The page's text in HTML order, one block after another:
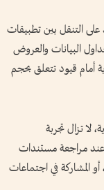
التنقل بين تطبيقات
البيانات والعروض
أمام قيود تتعلق بحجم
لا تزال تجربة
مراجعة مستندات
المشاركة في اجتماعات